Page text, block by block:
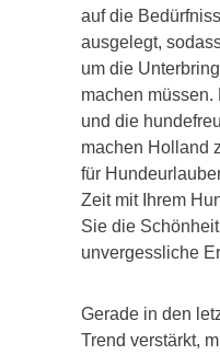
auf die
ausgelegt,
um die
machen müssen.
und die
machen Holland
für
Zeit mit Ihrem
Sie die
unvergessliche
Gerade in den
Trend verstärkt,